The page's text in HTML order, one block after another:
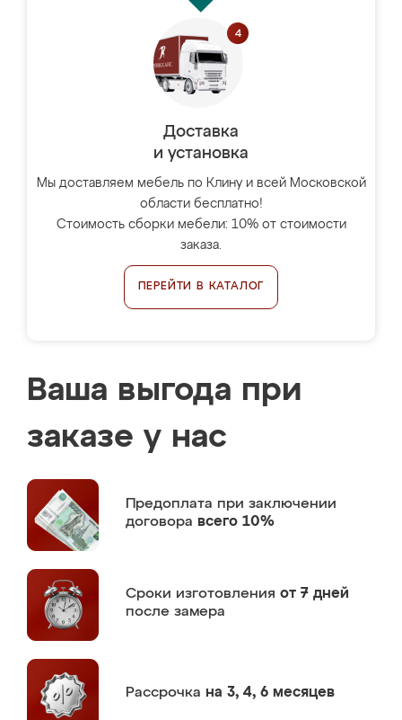
Доставка
и установка
Мы доставляем мебель по Клину и всей Московской
области бесплатно!
Стоимость сборки мебели: 10% от стоимости
заказа.
ПЕРЕЙТИ В КАТАЛОГ
Ваша выгода при
заказе у нас
Предоплата при заключении
договора всего 10%
Сроки изготовления от 7 дней
после замера
Рассрочка на 3, 4, 6 месяцев